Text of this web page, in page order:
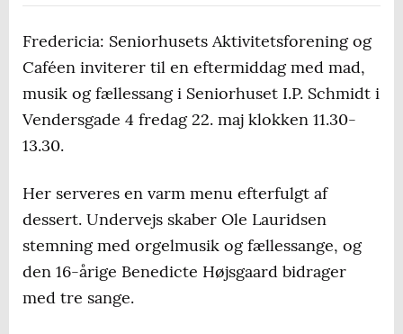
Fredericia: Seniorhusets Aktivitetsforening og
Caféen inviterer til en eftermiddag med mad,
musik og fællessang i Seniorhuset I.P. Schmidt i
Vendersgade 4 fredag 22. maj klokken 11.30-
13.30.
Her serveres en varm menu efterfulgt af
dessert. Undervejs skaber Ole Lauridsen
stemning med orgelmusik og fællessange, og
den 16-årige Benedicte Højsgaard bidrager
med tre sange.